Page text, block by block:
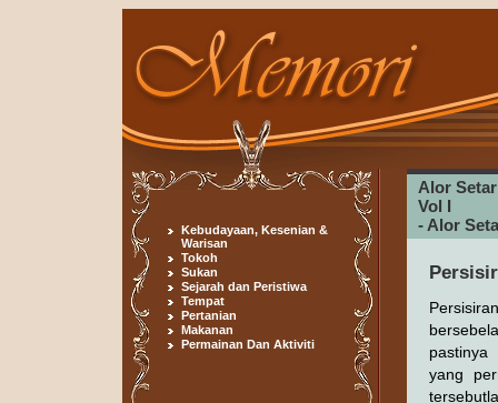
Kebudayaan, Kesenian &
Warisan
Tokoh
Sukan
Sejarah dan Peristiwa
Tempat
Pertanian
Makanan
Permainan Dan Aktiviti
Alor
Vol I
- Alor
pastinya
yang